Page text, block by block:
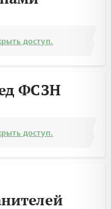
доступ.
ФСЗН
доступ.